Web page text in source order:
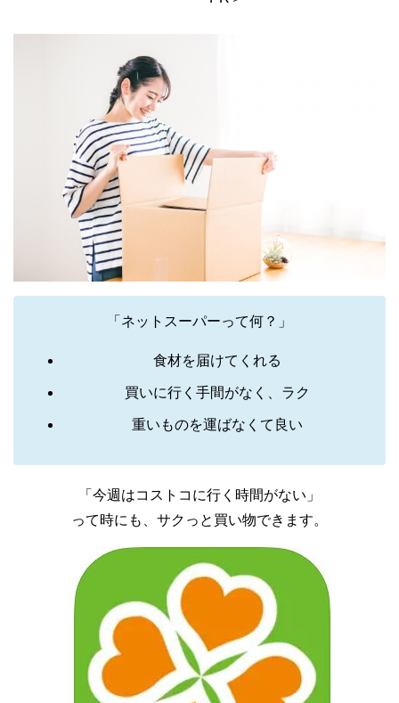
「ネットスーパーって何？」
食材を届けてくれる
買いに行く手間がなく、ラク
重いものを運ばなくて良い
「今週はコストコに行く時間がない」
って時にも、サクっと買い物できます。